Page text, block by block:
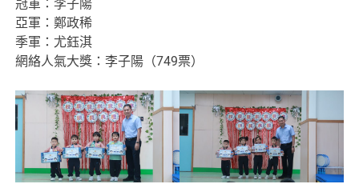
冠軍：李子陽
亞軍：鄭政稀
季軍：尤鈺淇
網絡人氣大獎：李子陽（749票）